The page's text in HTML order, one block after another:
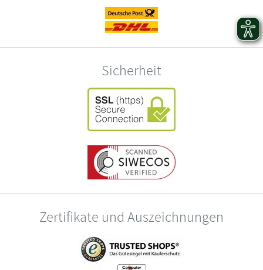
Sicherheit
Zertifikate und Auszeichnungen